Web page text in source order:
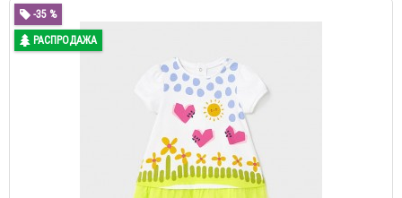
-35 %
РАСПРОДАЖА